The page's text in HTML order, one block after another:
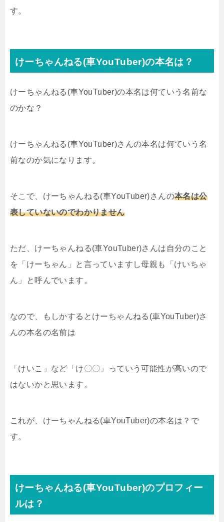
す。
けーちゃんねる(車YouTuber)の本名は？
けーちゃんねる(車YouTuber)の本名は何ていう名前な
のかな？
けーちゃんねる(車YouTuber)さんの本名は何ていう名
前なのか気になります。
そこで、けーちゃんねる(車YouTuber)さんの本名は公
表していないのでわかりません
ただ、けーちゃんねる(車YouTuber)さんは自分のこと
を「けーちゃん」と言っていますし母親も「けいちゃ
ん」と呼んでいます。
なので、もしかするとけーちゃんねる(車YouTuber)さ
んの本名の名前は
「けいこ」など「け〇〇」っていう可能性が高いので
はないかと思います。
これが、けーちゃんねる(車YouTuber)の本名は？で
す。
けーちゃんねる(車YouTuber)のプロフィー
ルは？